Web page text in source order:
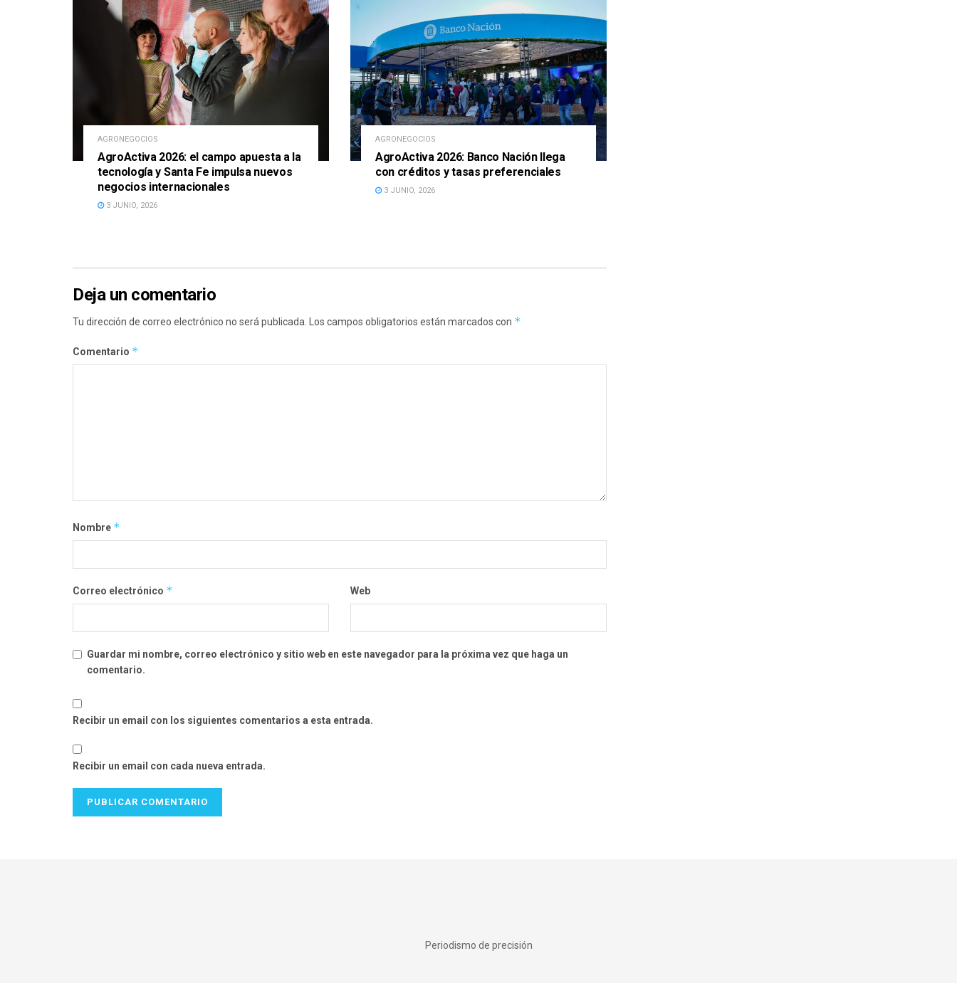
AGRONEGOCIOS
AgroActiva 2026: el campo apuesta a la
tecnología y Santa Fe impulsa nuevos
negocios internacionales
3 JUNIO, 2026
AGRONEGOCIOS
AgroActiva 2026: Banco Nación llega
con créditos y tasas preferenciales
3 JUNIO, 2026
Deja un comentario
Tu dirección de correo electrónico no será publicada. Los campos obligatorios están marcados con *
Comentario *
Nombre *
Correo electrónico * Web
Guardar mi nombre, correo electrónico y sitio web en este navegador para la próxima vez que haga un
comentario.
Recibir un email con los siguientes comentarios a esta entrada.
Recibir un email con cada nueva entrada.
Periodismo de precisión